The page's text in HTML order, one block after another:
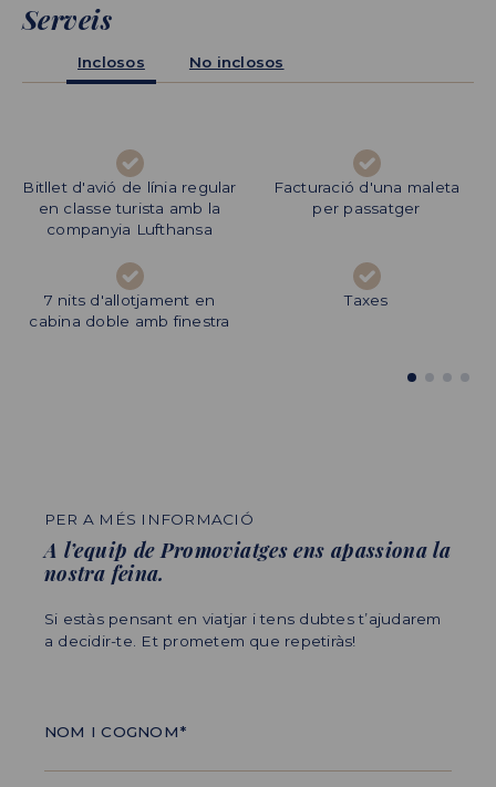
Serveis
Inclosos No inclosos
Bitllet d'avió de línia regular
en classe turista amb la
companyia Lufthansa
Facturació d'una maleta
per passatger
7 nits d'allotjament en
cabina doble amb finestra
Taxes
Assegurança de
cancel·lació
Propines (aprox. 8€ per
persona i dia)
Excursions opcionals
Despeses de caràcter
PER A MÉS INFORMACIÓ
A l’equip de Promoviatges ens apassiona la
nostra feina.
Si estàs pensant en viatjar i tens dubtes t’ajudarem
a decidir-te. Et prometem que repetiràs!
NOM I COGNOM*